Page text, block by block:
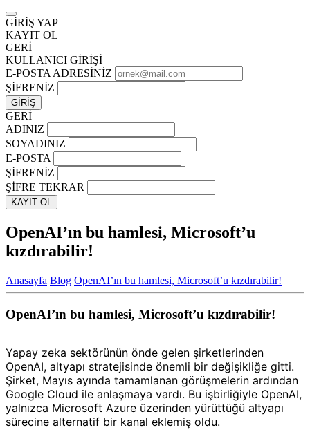
GİRİŞ YAP
KAYIT OL
GERİ
KULLANICI GİRİŞİ
E-POSTA ADRESİNİZ
ŞİFRENİZ
GERİ
ADINIZ
SOYADINIZ
E-POSTA
ŞİFRENİZ
ŞİFRE TEKRAR
KAYIT OL
OpenAI’ın bu hamlesi, Microsoft’u
kızdırabilir!
Anasayfa Blog OpenAI’ın bu hamlesi, Microsoft’u kızdırabilir!
OpenAI’ın bu hamlesi, Microsoft’u kızdırabilir!
Yapay zeka sektörünün önde gelen şirketlerinden
OpenAI, altyapı stratejisinde önemli bir değişikliğe gitti.
Şirket, Mayıs ayında tamamlanan görüşmelerin ardından
Google Cloud ile anlaşmaya vardı. Bu işbirliğiyle OpenAI,
yalnızca Microsoft Azure üzerinden yürüttüğü altyapı
sürecine alternatif bir kanal eklemiş oldu.